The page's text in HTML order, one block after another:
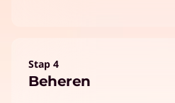
Stap 4
Beheren